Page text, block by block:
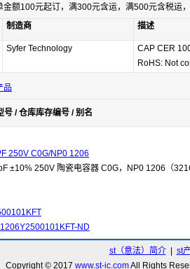
额100元起订，满300元含运，满500元含税运
制造商 描述
Syfer Technology
CAP CER
RoHS: Not
品
号 / 仓库库存编号 / 别名
250V C0G/NP0 1206
±10% 250V 陶瓷电容器 C0G，NP0 1206（
1206Y2500101KFT-ND
st（意法）简介| st
Copyright © 2017 www.st-ic.comAll Rights